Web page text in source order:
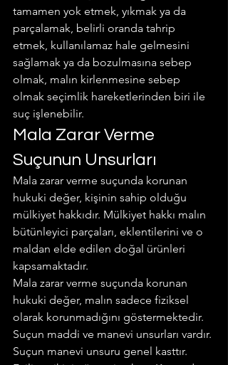
tamamen yok etmek, yıkmak ya da
parçalamak, belirli oranda tahrip
etmek, kullanılamaz hale gelmesini
sağlamak ya da bozulmasına sebep
olmak, malın kirlenmesine sebep
olmak seçimlik hareketlerinden biri ile
suç işlenebilir.
Mala Zarar Verme
Suçunun Unsurları
Mala zarar verme suçunda korunan
hukuki değer, kişinin sahip olduğu
mülkiyet hakkıdır. Mülkiyet hakkı malın
bütünleyici parçaları, eklentilerini ve o
maldan elde edilen doğal ürünleri
kapsamaktadır.
Mala zarar verme suçunda korunan
hukuki değer, malın sadece fiziksel
olarak korunmadığını göstermektedir.
Suçun maddi ve manevi unsurları vardır.
Suçun manevi unsuru genel kasttır.